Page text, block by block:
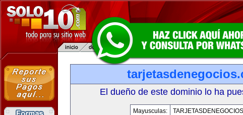
El dueño de este dominio lo ha
Mayusculas: